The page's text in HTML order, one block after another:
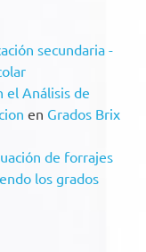
secundaria -
el Análisis de
en Grados Brix
de forrajes
los grados